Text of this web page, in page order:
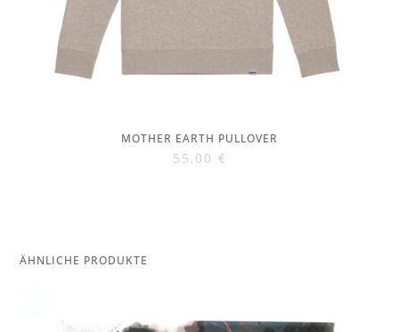
MOTHER EARTH PULLOVER
55,00 €
ÄHNLICHE PRODUKTE